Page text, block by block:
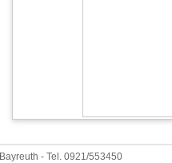
- Tel. 0921/553450